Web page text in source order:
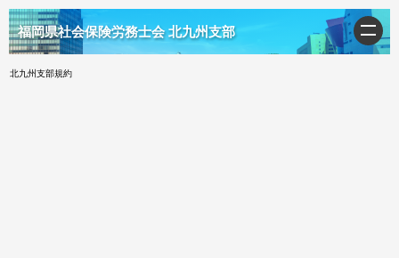
福岡県社会保険労務士会 北九州支部
北九州支部規約